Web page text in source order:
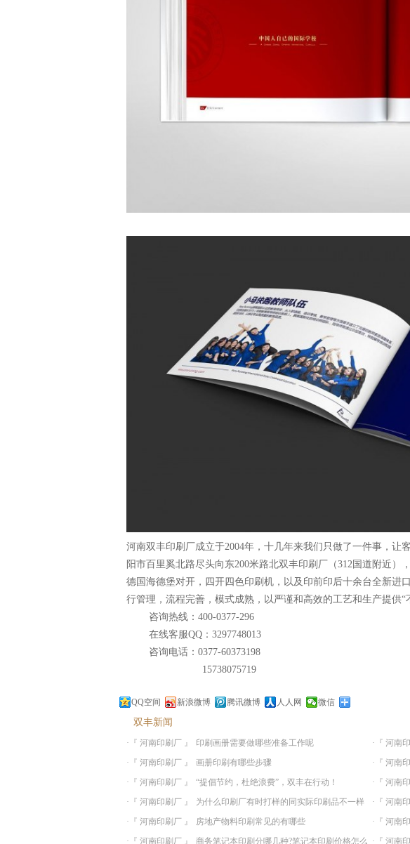
河南双丰印刷厂成立于2004年，十几年来我们只做了一件事，让
阳市百里奚北路尽头向东200米路北双丰印刷厂（312国道附近
德国海德堡对开，四开四色印刷机，以及印前印后十余台全新进
行管理，流程完善，模式成熟，以严谨和高效的工艺和生产提供“
咨询热线：400-0377-296
在线客服QQ：3297748013
咨询电话：0377-60373198
15738075719
QQ空间 新浪微博 腾讯微博 人人网 微信
双丰新闻
·『 河南印刷厂 』 印刷画册需要做哪些准备工作呢 ·『 河南
·『 河南印刷厂 』
画册印刷有哪些步骤 ·『 河南
·『 河南印刷厂 』
“提倡节约，杜绝浪费”，双丰在行动！ ·『 河南
·『 河南印刷厂 』
为什么印刷厂有时打样的同实际印刷品不一样
呢
·『 河南
·『 河南印刷厂 』
房地产物料印刷常见的有哪些 ·『 河南
·『 河南印刷厂 』
商务笔记本印刷分哪几种?笔记本印刷价格怎么 ·『 河南